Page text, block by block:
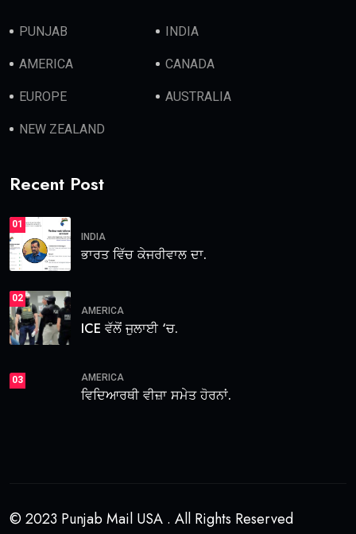
PUNJAB INDIA
AMERICA CANADA
EUROPE AUSTRALIA
NEW ZEALAND
Recent Post
01
INDIA
ਭਾਰਤ ਵਿੱਚ ਕੇਜਰੀਵਾਲ ਦਾ.
02
AMERICA
ICE ਵੱਲੋਂ ਜੁਲਾਈ ‘ਚ.
03 AMERICA
ਵਿਦਿਆਰਥੀ ਵੀਜ਼ਾ ਸਮੇਤ ਹੋਰਨਾਂ.
© 2023 Punjab Mail USA . All Rights Reserved